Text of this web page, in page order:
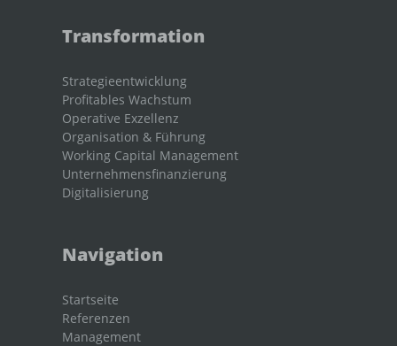
Transformation
Strategieentwicklung
Profitables Wachstum
Operative Exzellenz
Organisation & Führung
Working Capital Management
Unternehmensfinanzierung
Digitalisierung
Navigation
Startseite
Referenzen
Management